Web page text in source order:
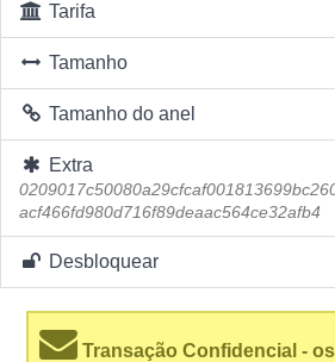
Tarifa
Tamanho
Tamanho do anel
Extra
acf466fd980d716f89deaac564ce32afb4
Desbloquear
Transação Confidencial -